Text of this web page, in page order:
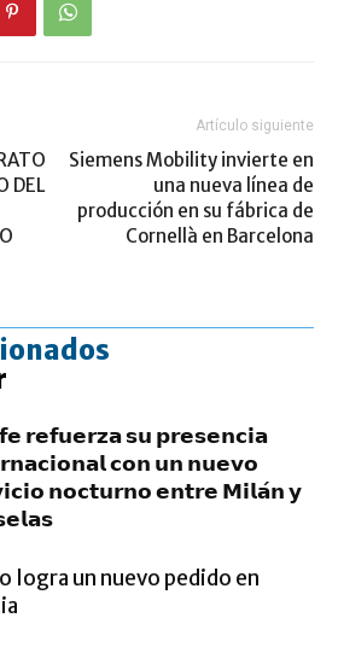
DEL
Artículo siguiente
Siemens Mobility invierte en
una nueva línea de
producción en su fábrica de
Cornellà en Barcelona
𝗿𝗲𝗳𝘂𝗲𝗿𝘇𝗮 𝘀𝘂 𝗽𝗿𝗲𝘀𝗲𝗻𝗰𝗶𝗮
𝗰𝗼𝗻 𝘂𝗻 𝗻𝘂𝗲𝘃𝗼
𝗻𝗼𝗰𝘁𝘂𝗿𝗻𝗼 𝗲𝗻𝘁𝗿𝗲 𝗠𝗶𝗹𝗮́𝗻 𝘆
logra un nuevo pedido en